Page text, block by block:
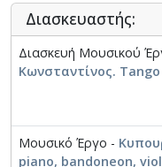
και το Δημήτρη
καθώς και με
Αντωνίου, Γ.
ηχογραφήσει για
λιβάδι που
Κυριακάκης,
συναυλιακή του
διαγωνισμούς
διακρίσεις στο
Διασκευαστής:
Διασκευή Μουσικού
Κωνσταντίνος. Tango
Μουσικό Έργο -
piano, bandoneon,